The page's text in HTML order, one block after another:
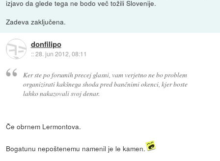
izjavo da glede tega ne bodo več tožili Slovenije.
Zadeva zaključena.
donfilipo
::28. jun 2012, 08:11
Ker ste po forumih precej glasni, vam verjetno ne bo problem
organizirati kakšnega shoda pred bančnimi okenci, kjer boste
lahko nakazovali svoj denar.
Če obrnem Lermontova.
Bogatunu nepoštenemu namenil je le kamen.